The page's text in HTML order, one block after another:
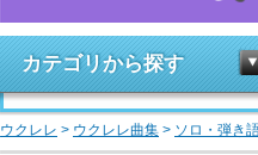
カテゴリから探す
ウクレレ > ウクレレ曲集 > ソロ・弾き